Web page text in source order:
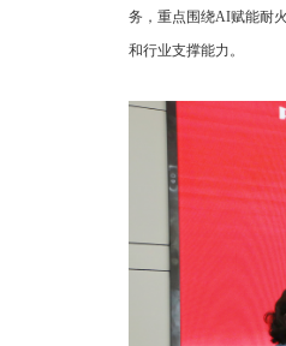
务，重点围绕AI赋能耐
和行业支撑能力。